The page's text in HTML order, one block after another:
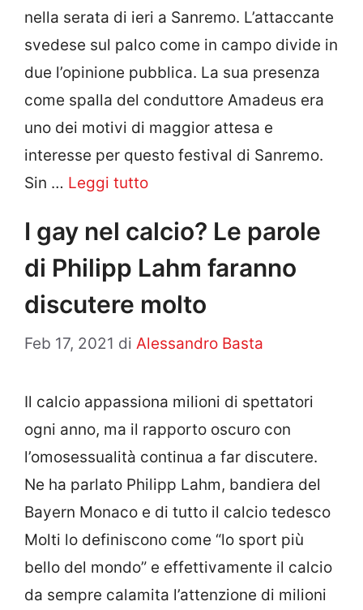
nella serata di ieri a Sanremo. L’attaccante
svedese sul palco come in campo divide in
due l’opinione pubblica. La sua presenza
come spalla del conduttore Amadeus era
uno dei motivi di maggior attesa e
interesse per questo festival di Sanremo.
Sin … Leggi tutto
I gay nel calcio? Le parole
di Philipp Lahm faranno
discutere molto
Feb 17, 2021 di Alessandro Basta
Il calcio appassiona milioni di spettatori
ogni anno, ma il rapporto oscuro con
l’omosessualità continua a far discutere.
Ne ha parlato Philipp Lahm, bandiera del
Bayern Monaco e di tutto il calcio tedesco
Molti lo definiscono come “lo sport più
bello del mondo” e effettivamente il calcio
da sempre calamita l’attenzione di milioni